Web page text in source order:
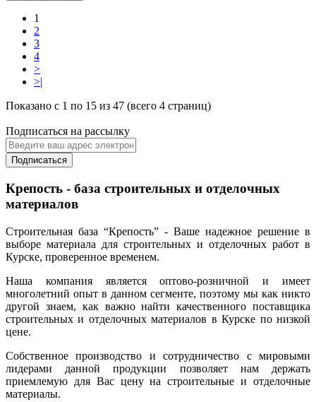
1
2
3
4
>
>|
Показано с 1 по 15 из 47 (всего 4 страниц)
Подписаться на рассылку
Подписаться
Крепость - база строительных и отделочных
материалов
Строительная база “Крепость” - Ваше надежное решение в
выборе материала для строительных и отделочных работ в
Курске, проверенное временем.
Наша компания является оптово-розничной и имеет
многолетний опыт в данном сегменте, поэтому мы как никто
другой знаем, как важно найти качественного поставщика
строительных и отделочных материалов в Курске по низкой
цене.
Собственное производство и сотрудничество с мировыми
лидерами данной продукции позволяет нам держать
приемлемую для Вас цену на строительные и отделочные
материалы.